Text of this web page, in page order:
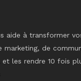
aide à transformer
marketing, de
les rendre 10 fois